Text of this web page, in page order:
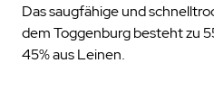
Das saugfähige und
dem Toggenburg besteht zu
45% aus Leinen.